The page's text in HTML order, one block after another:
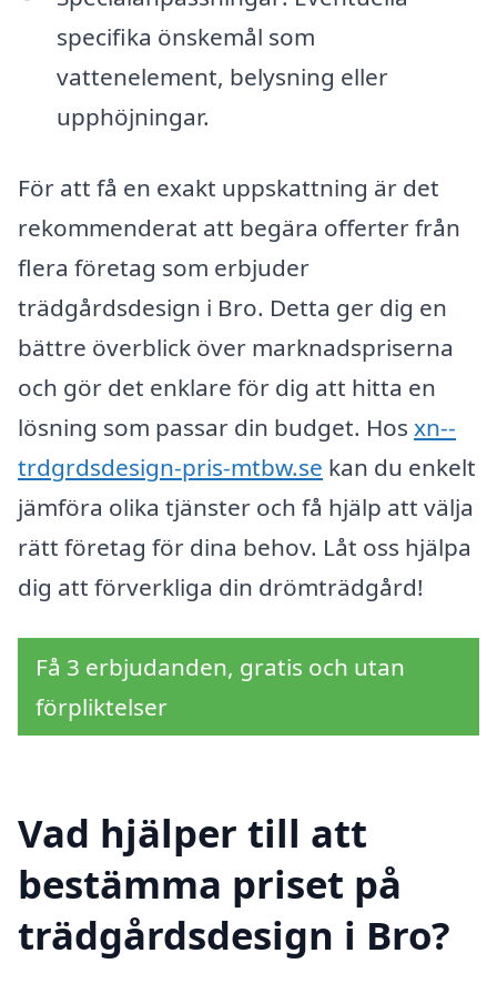
specifika önskemål som
vattenelement, belysning eller
upphöjningar.
För att få en exakt uppskattning är det
rekommenderat att begära offerter från
flera företag som erbjuder
trädgårdsdesign i Bro. Detta ger dig en
bättre överblick över marknadspriserna
och gör det enklare för dig att hitta en
lösning som passar din budget. Hos xn--
trdgrdsdesign-pris-mtbw.se kan du enkelt
jämföra olika tjänster och få hjälp att välja
rätt företag för dina behov. Låt oss hjälpa
dig att förverkliga din drömträdgård!
Få 3 erbjudanden, gratis och utan
förpliktelser
Vad hjälper till att
bestämma priset på
trädgårdsdesign i Bro?